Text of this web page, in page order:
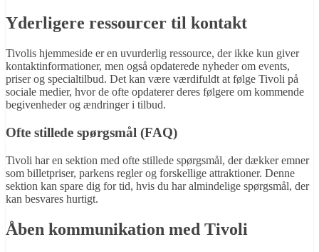
Yderligere ressourcer til kontakt
Tivolis hjemmeside er en uvurderlig ressource, der ikke kun giver
kontaktinformationer, men også opdaterede nyheder om events,
priser og specialtilbud. Det kan være værdifuldt at følge Tivoli på
sociale medier, hvor de ofte opdaterer deres følgere om kommende
begivenheder og ændringer i tilbud.
Ofte stillede spørgsmål (FAQ)
Tivoli har en sektion med ofte stillede spørgsmål, der dækker emner
som billetpriser, parkens regler og forskellige attraktioner. Denne
sektion kan spare dig for tid, hvis du har almindelige spørgsmål, der
kan besvares hurtigt.
Åben kommunikation med Tivoli